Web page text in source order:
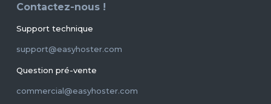
Contactez-nous !
Support technique
support@easyhoster.com
Question pré-vente
commercial@easyhoster.com